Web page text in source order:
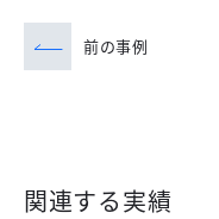
前の事例
関連する実績